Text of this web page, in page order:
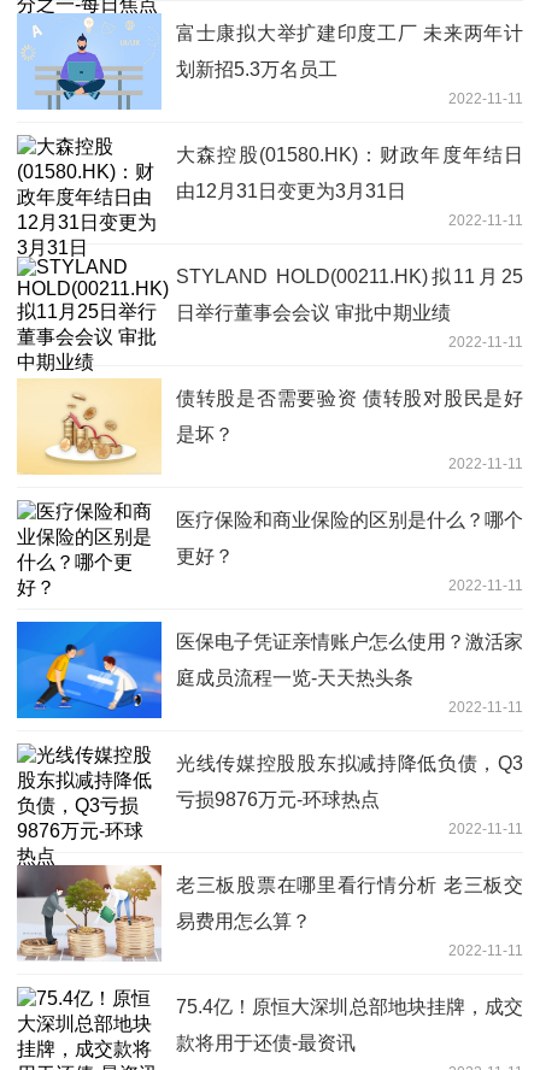
富士康拟大举扩建印度工厂 未来两年计
划新招5.3万名员工
2022-11-11
大森控股(01580.HK)：财政年度年结日
由12月31日变更为3月31日
2022-11-11
STYLAND HOLD(00211.HK)拟11月25
日举行董事会会议 审批中期业绩
2022-11-11
债转股是否需要验资 债转股对股民是好
是坏？
2022-11-11
医疗保险和商业保险的区别是什么？哪个
更好？
2022-11-11
医保电子凭证亲情账户怎么使用？激活家
庭成员流程一览-天天热头条
2022-11-11
光线传媒控股股东拟减持降低负债，Q3
亏损9876万元-环球热点
2022-11-11
老三板股票在哪里看行情分析 老三板交
易费用怎么算？
2022-11-11
75.4亿！原恒大深圳总部地块挂牌，成交
款将用于还债-最资讯